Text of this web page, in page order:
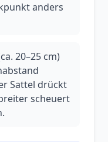
anders
20–25 cm)
Sattel drückt
scheuert